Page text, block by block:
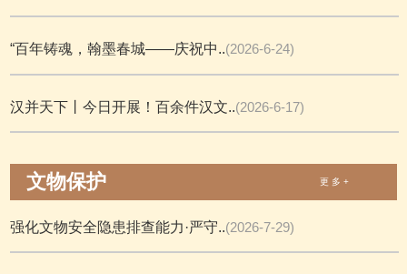
“百年铸魂，翰墨春城——庆祝中..(2026-6-24)
汉并天下丨今日开展！百余件汉文..(2026-6-17)
文物保护 更 多 +
强化文物安全隐患排查能力·严守..(2026-7-29)